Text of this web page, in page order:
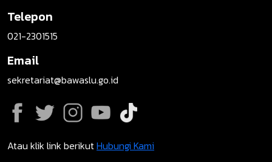
Telepon
021-2301515
Email
sekretariat@bawaslu.go.id
Atau klik link berikutHubungi Kami